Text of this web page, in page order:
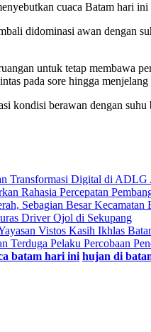
cuaca Batam hari
didominasi awan dengan
untuk tetap membawa
pada sore hingga
kondisi berawan dengan
Transformasi Digital di ADLG
Rahasia Percepatan
Sebagian Besar Kecamatan
Driver Ojol di Sekupang
Vistos Kasih Ikhlas
Terduga Pelaku Percobaan
batam hari ini hujan di